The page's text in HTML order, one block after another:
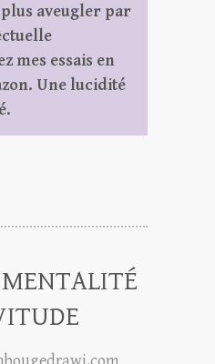
plus aveugler par
mes essais en
Une lucidité